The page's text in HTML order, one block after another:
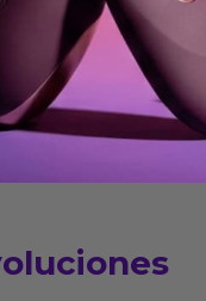
del transporte
son
las 13:00 horas y